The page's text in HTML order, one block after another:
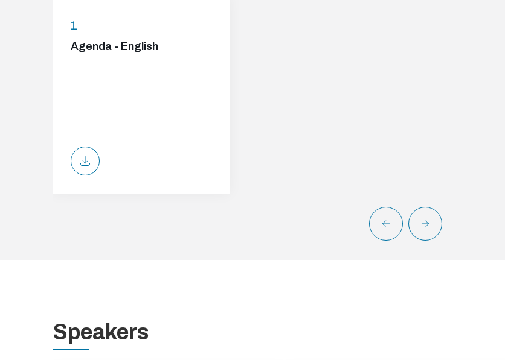
1
Agenda - English
Speakers